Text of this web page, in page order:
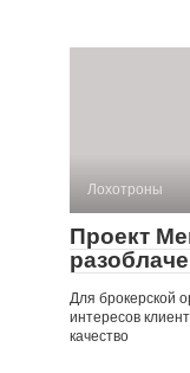
Лохотроны
Проект
Для брокерской
интересов
качество